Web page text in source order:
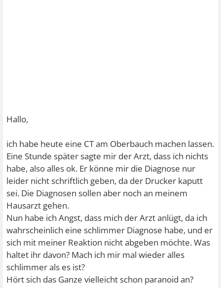
Hallo,
ich habe heute eine CT am Oberbauch machen lassen.
Eine Stunde später sagte mir der Arzt, dass ich nichts
habe, also alles ok. Er könne mir die Diagnose nur
leider nicht schriftlich geben, da der Drucker kaputt
sei. Die Diagnosen sollen aber noch an meinem
Hausarzt gehen.
Nun habe ich Angst, dass mich der Arzt anlügt, da ich
wahrscheinlich eine schlimmer Diagnose habe, und er
sich mit meiner Reaktion nicht abgeben möchte. Was
haltet ihr davon? Mach ich mir mal wieder alles
schlimmer als es ist?
Hört sich das Ganze vielleicht schon paranoid an?